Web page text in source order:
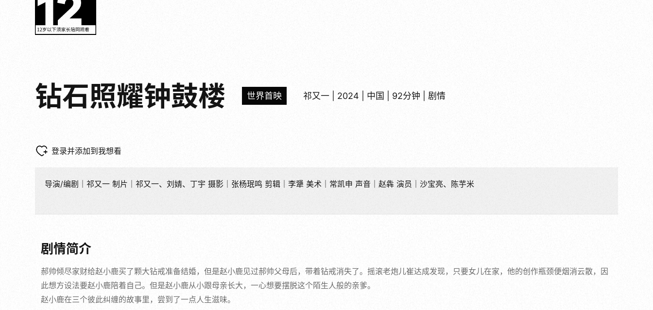
钻石照耀钟鼓楼 世界首映 祁又一 | 2024 | 中国 | 92分钟 | 剧情
登录并添加到我想看
导演/编剧｜祁又一 制片｜祁又一、刘婧、丁宇 摄影｜张杨珉鸣 剪辑｜李犟 美术｜常凯申 声音｜赵犇 演员｜沙宝亮、陈芋米
剧情简介
郝帅倾尽家财给赵小鹿买了颗大钻戒准备结婚，但是赵小鹿见过郝帅父母后，带着钻戒消失了。摇滚老炮儿崔达成发现，只要女儿在家，他的创作瓶颈便烟消云散，因
此想方设法要赵小鹿陪着自己。但是赵小鹿从小跟母亲长大，一心想要摆脱这个陌生人般的亲爹。
赵小鹿在三个彼此纠缠的故事里，尝到了一点人生滋味。